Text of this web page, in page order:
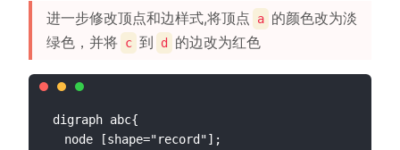
进一步修改顶点和边样式,将顶点 a 的颜色改为淡
绿色，并将 c 到 d 的边改为红色
digraph abc{
  node [shape="record"];